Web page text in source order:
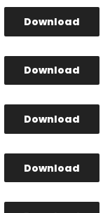
Download
Download
Download
Download